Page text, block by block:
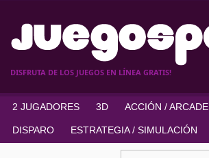
DISFRUTA DE LOS JUEGOS EN LÍNEA GRATIS!
2 JUGADORES 3D ACCIÓN / ARCADE
DISPARO ESTRATEGIA / SIMULACIÓN